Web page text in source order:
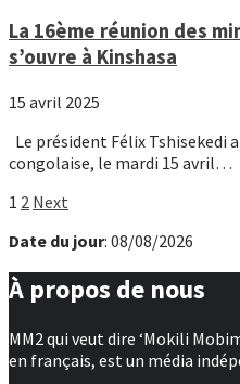
La 16ème réunion des
s’ouvre à Kinshasa
15 avril 2025
Le président Félix Tshisekedi
congolaise, le mardi 15 avril…
Pagination
des
publications
1 2 Next
Date du jour: 08/08/2026
À propos de nous
MM2 qui veut dire ‘Mokili
en français, est un média